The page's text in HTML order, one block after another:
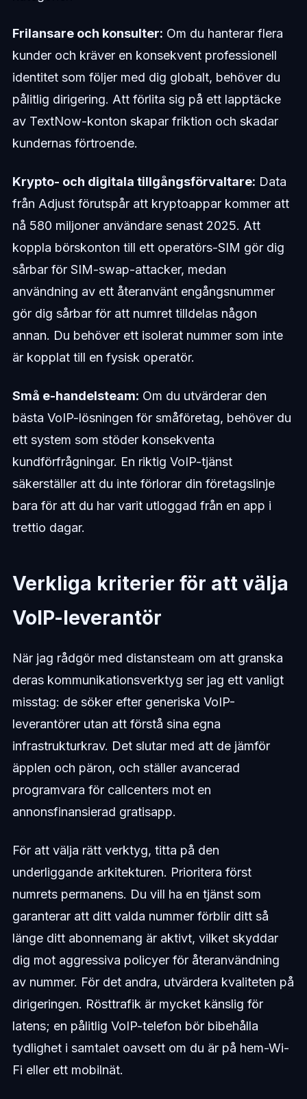
Frilansare och konsulter: Om du hanterar flera
kunder och kräver en konsekvent professionell
identitet som följer med dig globalt, behöver du
pålitlig dirigering. Att förlita sig på ett lapptäcke
av TextNow-konton skapar friktion och skadar
kundernas förtroende.
Krypto- och digitala tillgångsförvaltare: Data
från Adjust förutspår att kryptoappar kommer att
nå 580 miljoner användare senast 2025. Att
koppla börskonton till ett operatörs-SIM gör dig
sårbar för SIM-swap-attacker, medan
användning av ett återanvänt engångsnummer
gör dig sårbar för att numret tilldelas någon
annan. Du behöver ett isolerat nummer som inte
är kopplat till en fysisk operatör.
Små e-handelsteam: Om du utvärderar den
bästa VoIP-lösningen för småföretag, behöver du
ett system som stöder konsekventa
kundförfrågningar. En riktig VoIP-tjänst
säkerställer att du inte förlorar din företagslinje
bara för att du har varit utloggad från en app i
trettio dagar.
Verkliga kriterier för att välja
VoIP-leverantör
När jag rådgör med distansteam om att granska
deras kommunikationsverktyg ser jag ett vanligt
misstag: de söker efter generiska VoIP-
leverantörer utan att förstå sina egna
infrastrukturkrav. Det slutar med att de jämför
äpplen och päron, och ställer avancerad
programvara för callcenters mot en
annonsfinansierad gratisapp.
För att välja rätt verktyg, titta på den
underliggande arkitekturen. Prioritera först
numrets permanens. Du vill ha en tjänst som
garanterar att ditt valda nummer förblir ditt så
länge ditt abonnemang är aktivt, vilket skyddar
dig mot aggressiva policyer för återanvändning
av nummer. För det andra, utvärdera kvaliteten på
dirigeringen. Rösttrafik är mycket känslig för
latens; en pålitlig VoIP-telefon bör bibehålla
tydlighet i samtalet oavsett om du är på hem-Wi-
Fi eller ett mobilnät.